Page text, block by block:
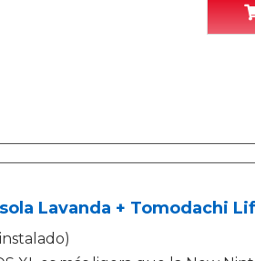
Lavanda + Tomodachi